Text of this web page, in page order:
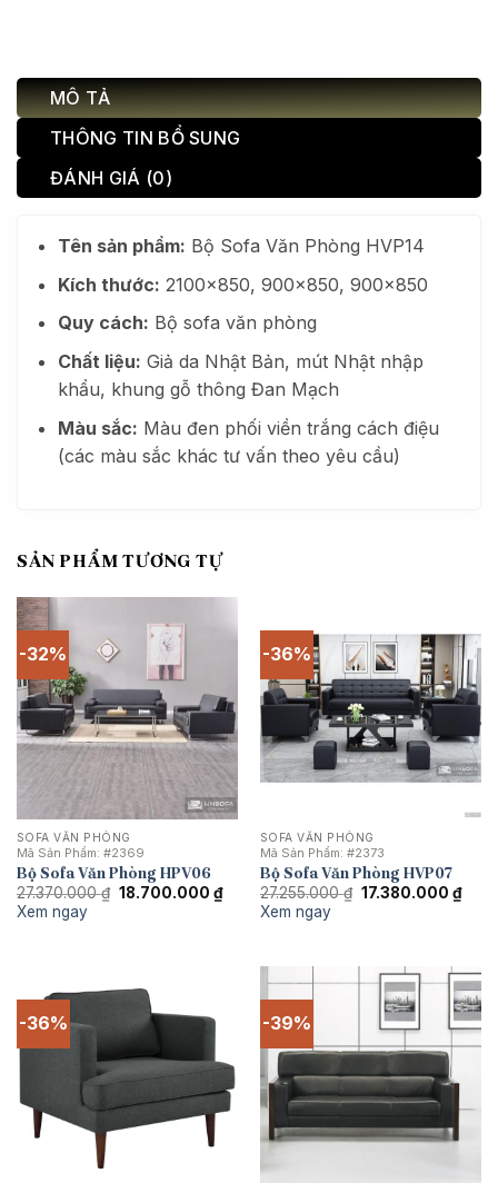
MÔ TẢ
THÔNG TIN BỔ SUNG
ĐÁNH GIÁ (0)
Tên sản phẩm: Bộ Sofa Văn Phòng HVP14
Kích thước: 2100×850, 900×850, 900×850
Quy cách: Bộ sofa văn phòng
Chất liệu: Giả da Nhật Bản, mút Nhật nhập
khẩu, khung gỗ thông Đan Mạch
Màu sắc: Màu đen phối viền trắng cách điệu
(các màu sắc khác tư vấn theo yêu cầu)
SẢN PHẨM TƯƠNG TỰ
-32%
SOFA VĂN PHÒNG
Mã Sản Phẩm: #2369
Bộ Sofa Văn Phòng HPV06
27.370.000₫ Giá
18.700.000 ₫Giá
hiện
Xem ngay
-36%
SOFA VĂN PHÒNG
Mã Sản Phẩm: #2373
Bộ Sofa Văn Phòng HVP07
27.255.000₫ Giá
17.380.000 ₫Giá
hiện
Xem ngay
-36% -39%